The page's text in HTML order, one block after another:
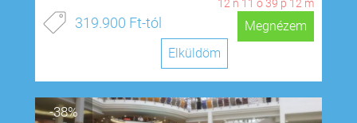
12 n 11 ó39 p 11 m
319.900 Ft-tól
Megnézem
Elküldöm
-38%